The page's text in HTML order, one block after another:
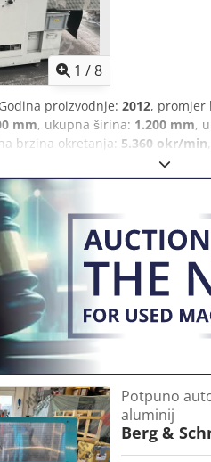
1 /8
proizvodnje: 2012, promjer
mm, ukupna širina: 1.200 mm,
brzina okretanja: 5.360 okr/min
, Precizni automatski stroj za
Ø 3-65 mm, motor 2,5 kW,
minimalno ulje/zrak
transportna staza 3 m,
listova pile, upute za uporabu
Potpuno
aluminij
Berg &